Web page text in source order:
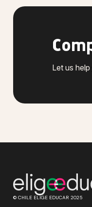
Let us
© CHILE ELIGE EDUCAR 2025